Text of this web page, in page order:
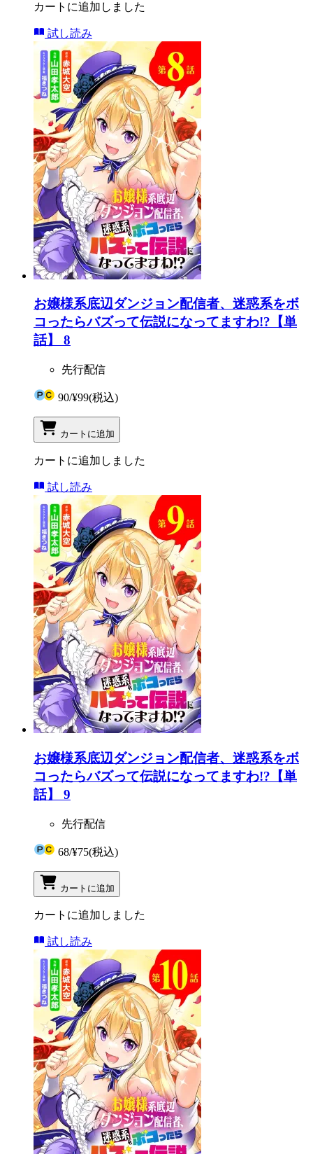
カートに追加しました
試し読み
お嬢様系底辺ダンジョン配信者、迷惑系をボ
コったらバズって伝説になってますわ!?【単
話】 8
先行配信
90/¥99(税込)
カートに追加
カートに追加しました
試し読み
お嬢様系底辺ダンジョン配信者、迷惑系をボ
コったらバズって伝説になってますわ!?【単
話】 9
先行配信
68/¥75(税込)
カートに追加
カートに追加しました
試し読み